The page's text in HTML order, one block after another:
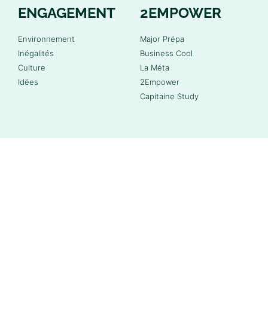
ENGAGEMENT
Environnement
Inégalités
Culture
Idées
2EMPOWER
Major Prépa
Business Cool
La Méta
2Empower
Capitaine Study